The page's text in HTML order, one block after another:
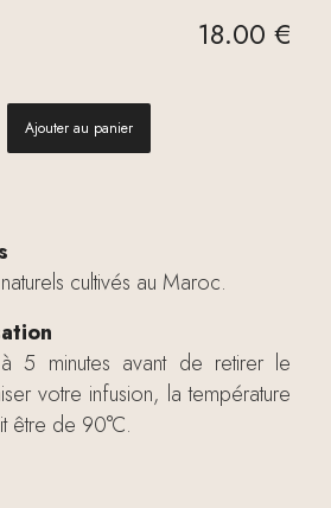
18.00€
Ajouter au panier
cultivés au Maroc.
5 minutes avant de retirer le
votre infusion, la température
être de 90°C.